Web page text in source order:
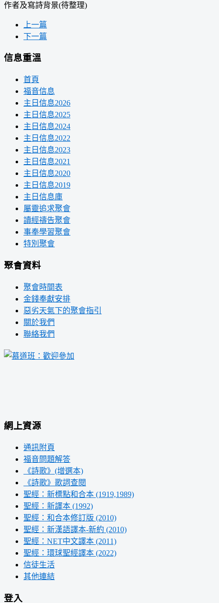
作者及寫詩背景(待整理)
上一篇
下一篇
信息重溫
首頁
福音信息
主日信息2026
主日信息2025
主日信息2024
主日信息2022
主日信息2023
主日信息2021
主日信息2020
主日信息2019
主日信息庫
屬靈追求聚會
讀經禱告聚會
事奉學習聚會
特別聚會
聚會資料
聚會時間表
金錢奉獻安排
惡劣天氣下的聚會指引
關於我們
聯絡我們
網上資源
通訊附頁
福音問題解答
《詩歌》(增選本)
《詩歌》歌詞查閱
聖經：新標點和合本 (1919,1989)
聖經：新譯本 (1992)
聖經：和合本修訂版 (2010)
聖經：新漢語譯本-新約 (2010)
聖經：NET中文譯本 (2011)
聖經：環球聖經譯本 (2022)
信徒生活
其他連結
登入